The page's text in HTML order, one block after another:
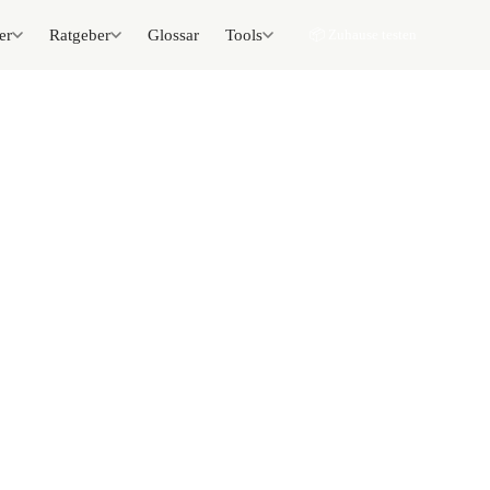
Ratgeber Glossar Tools